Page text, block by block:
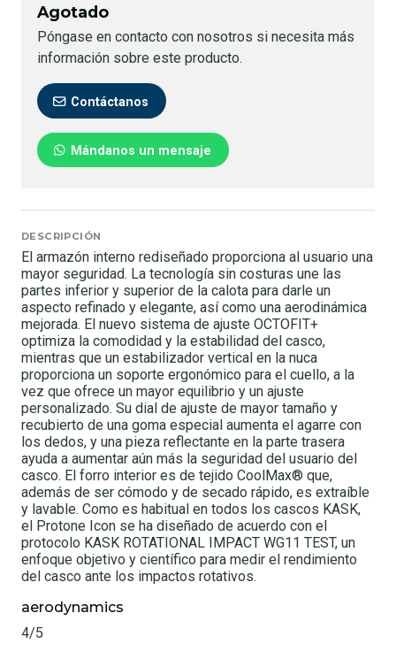
Agotado
Póngase en contacto con nosotros si necesita más
información sobre este producto.
Contáctanos
Mándanos un mensaje
DESCRIPCIÓN
El armazón interno rediseñado proporciona al usuario una
mayor seguridad. La tecnología sin costuras une las
partes inferior y superior de la calota para darle un
aspecto refinado y elegante, así como una aerodinámica
mejorada. El nuevo sistema de ajuste OCTOFIT+
optimiza la comodidad y la estabilidad del casco,
mientras que un estabilizador vertical en la nuca
proporciona un soporte ergonómico para el cuello, a la
vez que ofrece un mayor equilibrio y un ajuste
personalizado. Su dial de ajuste de mayor tamaño y
recubierto de una goma especial aumenta el agarre con
los dedos, y una pieza reflectante en la parte trasera
ayuda a aumentar aún más la seguridad del usuario del
casco. El forro interior es de tejido CoolMax® que,
además de ser cómodo y de secado rápido, es extraíble
y lavable. Como es habitual en todos los cascos KASK,
el Protone Icon se ha diseñado de acuerdo con el
protocolo KASK ROTATIONAL IMPACT WG11 TEST, un
enfoque objetivo y científico para medir el rendimiento
del casco ante los impactos rotativos.
aerodynamics
4/5